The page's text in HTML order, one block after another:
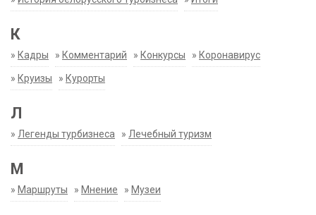
К
» Кадры » Комментарий » Конкурсы » Коронавирус
» Круизы » Курорты
Л
» Легенды турбизнеса » Лечебный туризм
М
» Маршруты » Мнение » Музеи